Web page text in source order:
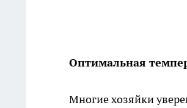
Оптимальная
Многие хозяйки